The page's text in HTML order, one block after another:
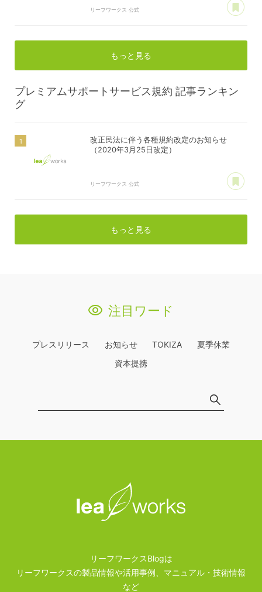
リーフワークス 公式
もっと見る
プレミアムサポートサービス規約 記事ランキン
グ
改正民法に伴う各種規約改定のお知らせ
（2020年3月25日改定）
リーフワークス 公式
もっと見る
注目ワード
プレスリリース お知らせ TOKIZA
夏季休業
資本提携
リーフワークスBlogは
リーフワークスの製品情報や活用事例、マニュアル・技術情報
など